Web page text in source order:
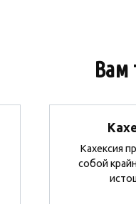
Вам
Кахексия
собой